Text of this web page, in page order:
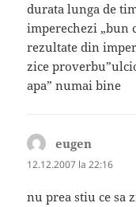
durata lunga de
imperechezi „bun
rezultate din
zice
apa” numai bine
eugen
12.12.2007 la 22:16
nu prea stiu ce sa